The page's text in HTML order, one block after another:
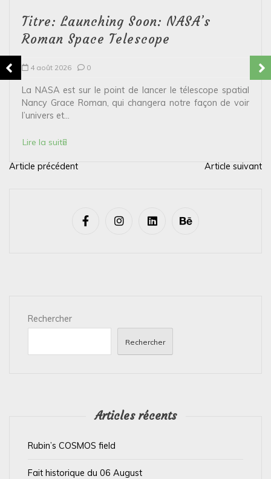
Titre: Launching Soon: NASA’s
Roman Space Telescope
4 août 2026 0
La NASA est sur le point de lancer le télescope spatial
Nancy Grace Roman, qui changera notre façon de voir
l’univers et...
Lire la suite
N
Article précédent Article suivant
Rechercher
Rechercher
Articles récents
Rubin’s COSMOS field
Fait historique du 06 August